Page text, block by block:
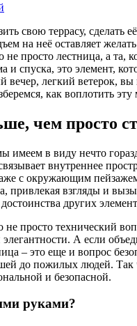
свою террасу,
на неё оставляет
просто лестница, а
и спуска, это элемент,
вечер, легкий ветерок,
как воплотить
чем просто
имеем в виду нечто
внутреннее
с окружающим
привлекая взгляды и
других
просто технический
А если
– это еще и вопрос
до пожилых людей. Так
и безопасной.
руками?